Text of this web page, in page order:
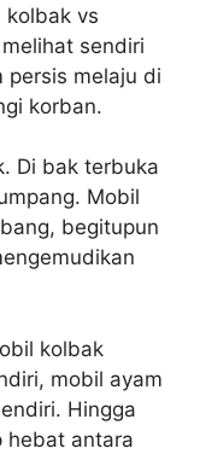
kolbak vs
sendiri
persis melaju di
korban.
Di bak terbuka
Mobil
begitupun
kolbak
mobil ayam
Hingga
hebat antara